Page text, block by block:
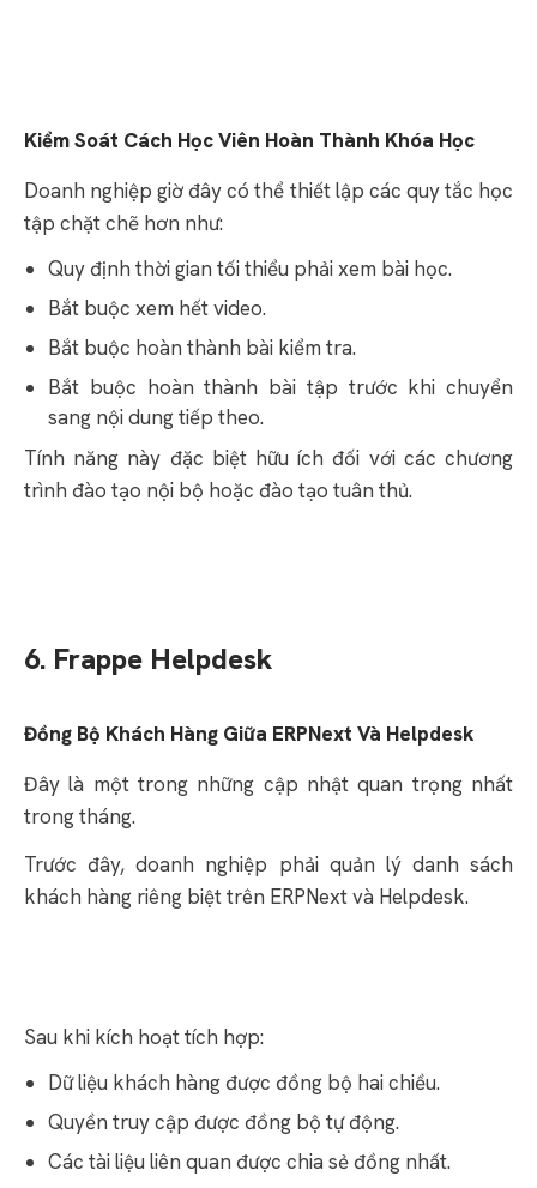
Kiểm Soát Cách Học Viên Hoàn Thành Khóa Học
Doanh nghiệp giờ đây có thể thiết lập các quy tắc học
tập chặt chẽ hơn như:
Quy định thời gian tối thiểu phải xem bài học.
Bắt buộc xem hết video.
Bắt buộc hoàn thành bài kiểm tra.
Bắt buộc hoàn thành bài tập trước khi chuyển
sang nội dung tiếp theo.
Tính năng này đặc biệt hữu ích đối với các chương
trình đào tạo nội bộ hoặc đào tạo tuân thủ.
6. Frappe Helpdesk
Đồng Bộ Khách Hàng Giữa ERPNext Và Helpdesk
Đây là một trong những cập nhật quan trọng nhất
trong tháng.
Trước đây, doanh nghiệp phải quản lý danh sách
khách hàng riêng biệt trên ERPNext và Helpdesk.
Sau khi kích hoạt tích hợp:
Dữ liệu khách hàng được đồng bộ hai chiều.
Quyền truy cập được đồng bộ tự động.
Các tài liệu liên quan được chia sẻ đồng nhất.